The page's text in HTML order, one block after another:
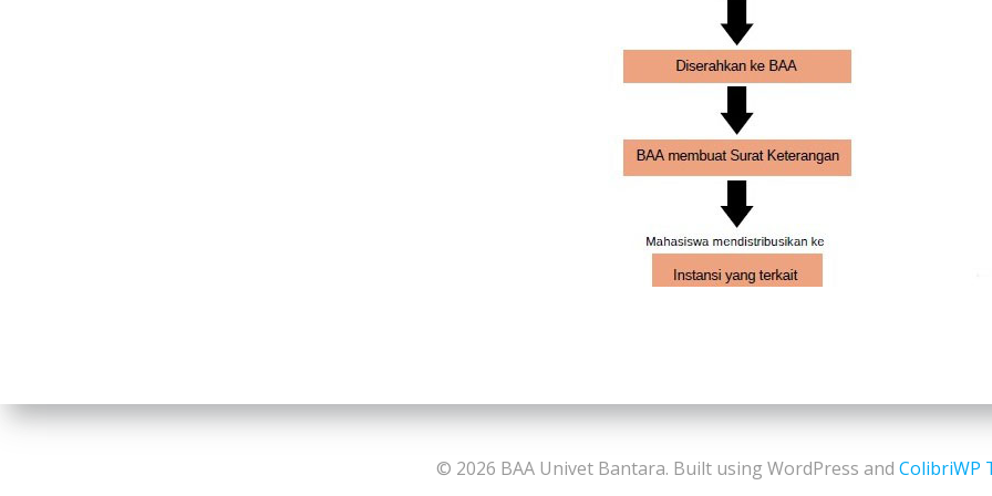
© 2026 BAA Univet Bantara. Built using WordPress and ColibriWP